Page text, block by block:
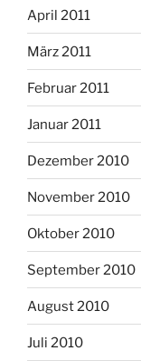
April 2011
März 2011
Februar 2011
Januar 2011
Dezember 2010
November 2010
Oktober 2010
September 2010
August 2010
Juli 2010